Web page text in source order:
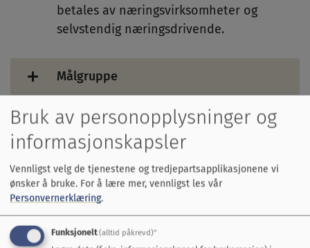
betales av næringsvirksomheter og
selvstendig næringsdrivende.
Målgruppe
Kriterier
Pris
Dokumenter
Bruk av personopplysninger og
informasjonskapsler
Vennligst velg de tjenestene og tredjepartsapplikasjonene vi
ønsker å bruke. For å lære mer, vennligst les vår
Personvernerklæring.
Funksjonelt(alltid påkrevd)"